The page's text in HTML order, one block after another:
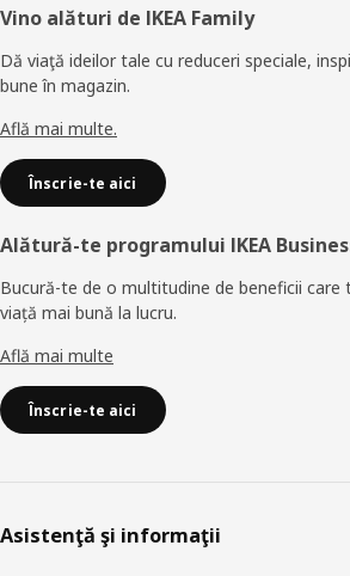
Subsol
Vino alături de IKEA Family
Dă viaţă ideilor tale cu reduceri speciale,
bune în magazin.
Află mai multe.
Înscrie-te aici
Alătură-te programului IKEA
Bucură-te de o multitudine de beneficii care
viață mai bună la lucru.
Află mai multe
Înscrie-te aici
Asistenţă şi informaţii